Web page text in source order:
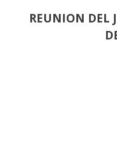
REUNION DEL